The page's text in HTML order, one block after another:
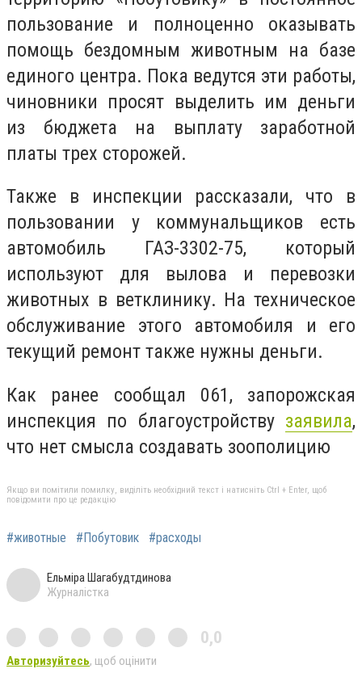
пользование и полноценно оказывать
помощь бездомным животным на базе
единого центра. Пока ведутся эти работы,
чиновники просят выделить им деньги
из бюджета на выплату заработной
платы трех сторожей.
Также в инспекции рассказали, что в
пользовании у коммунальщиков есть
автомобиль ГАЗ-3302-75, который
используют для вылова и перевозки
животных в ветклинику. На техническое
обслуживание этого автомобиля и его
текущий ремонт также нужны деньги.
Как ранее сообщал 061, запорожская
инспекция по благоустройству заявила,
что нет смысла создавать зоополицию
Якщо ви помітили помилку, виділіть необхідний текст і натисніть Ctrl + Enter, щоб
повідомити про це редакцію
#животные #Побутовик #расходы
Ельміра Шагабудтдинова
Журналістка
0,0
Авторизуйтесь, щоб оцінити